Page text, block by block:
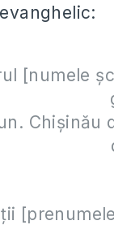
[numele
Chișinău